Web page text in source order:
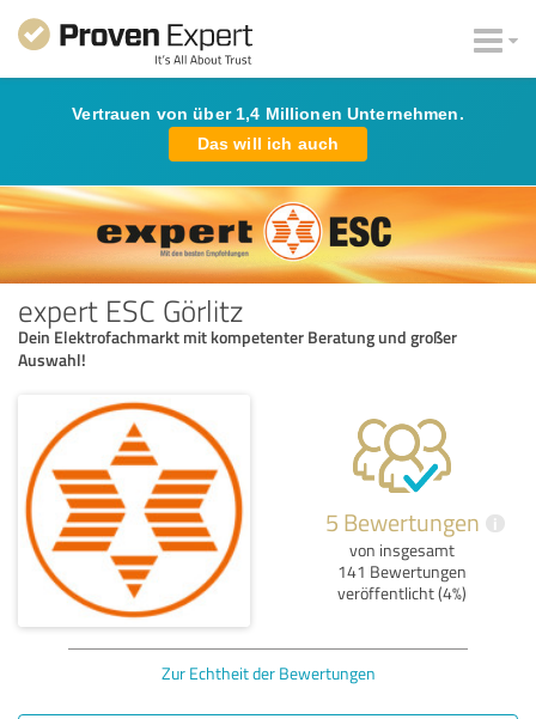
Vertrauen von über 1,4 Millionen Unternehmen.
Das will ich auch
expert ESC Görlitz
Dein Elektrofachmarkt mit kompetenter Beratung und großer
Auswahl!
5 Bewertungen i
von insgesamt
141 Bewertungen
veröffentlicht (4%)
Zur Echtheit der Bewertungen